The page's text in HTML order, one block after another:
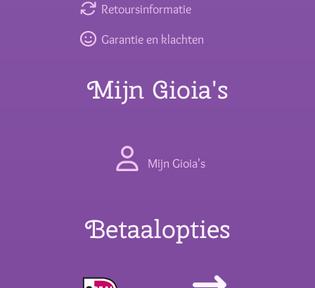
Retoursinformatie
Garantie en klachten
Mijn Gioia's
Mijn Gioia's
Betaalopties